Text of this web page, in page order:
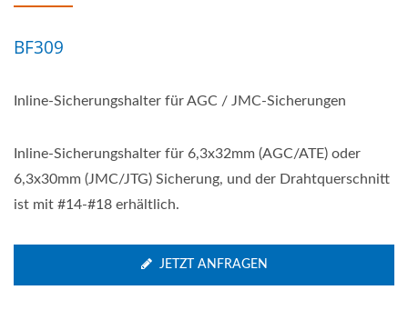
BF309
Inline-Sicherungshalter für AGC / JMC-Sicherungen
Inline-Sicherungshalter für 6,3x32mm (AGC/ATE) oder
6,3x30mm (JMC/JTG) Sicherung, und der Drahtquerschnitt
ist mit #14-#18 erhältlich.
JETZT ANFRAGEN